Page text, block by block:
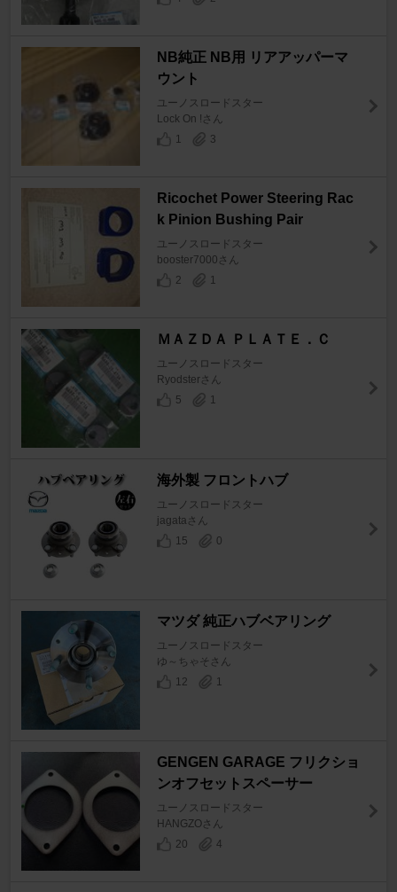
NB純正 NB用 リアアッパーマ
ウント
ユーノスロードスター
Lock On !さん
1
3
Ricochet Power Steering Rac
k Pinion Bushing Pair
ユーノスロードスター
booster7000さん
2
1
ＭＡＺＤＡ ＰＬＡＴＥ．Ｃ
ユーノスロードスター
Ryodsterさん
5
1
海外製 フロントハブ
ユーノスロードスター
jagataさん
15
0
マツダ 純正ハブベアリング
ユーノスロードスター
ゆ～ちゃそさん
12
1
GENGEN GARAGE フリクショ
ンオフセットスペーサー
ユーノスロードスター
HANGZOさん
20
4